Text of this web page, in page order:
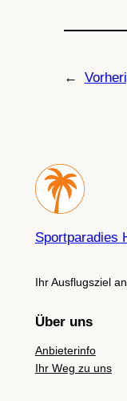
←
Sportparadies
Ihr Ausflugsziel
Über uns
Anbieterinfo
Ihr Weg zu uns